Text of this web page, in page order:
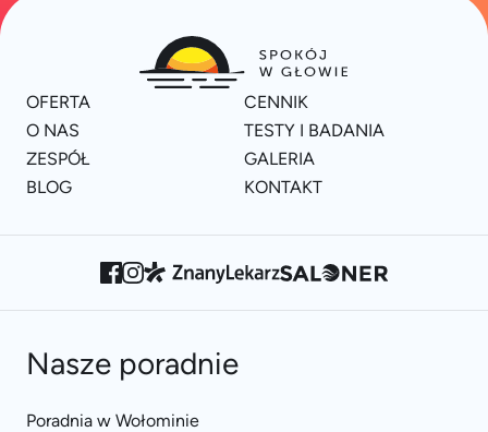
OFERTA
CENNIK
O NAS
TESTY I BADANIA
ZESPÓŁ
GALERIA
BLOG
KONTAKT
Nasze poradnie
Poradnia w Wołominie